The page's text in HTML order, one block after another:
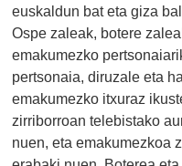
euskaldun bat eta giza
Ospe zaleak, botere
emakumezko
pertsonaia, diruzale eta
emakumezko itxuraz
zirriborroan telebistako
nuen, eta emakumezkoa